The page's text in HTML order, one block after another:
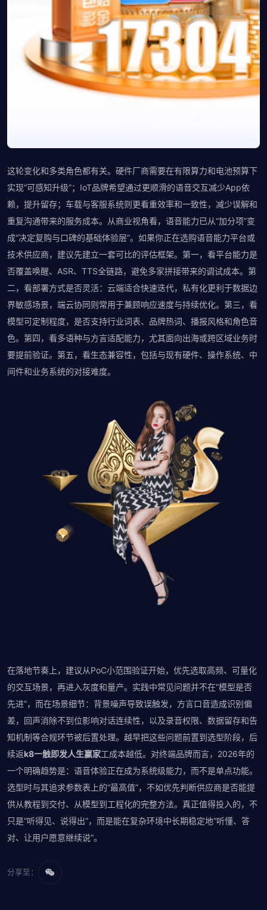
这轮变化和多类角色都有关。硬件厂商需要在有限算力和电池预算下
实现“可感知升级”；IoT品牌希望通过更顺滑的语音交互减少App依
赖，提升留存；车载与客服系统则更看重效率和一致性，减少误解和
重复沟通带来的服务成本。从商业视角看，语音能力已从“加分项”变
成“决定复购与口碑的基础体验层”。如果你正在选购语音能力平台或
技术供应商，建议先建立一套可比的评估框架。第一，看平台能力是
否覆盖唤醒、ASR、TTS全链路，避免多家拼接带来的调试成本。第
二，看部署方式是否灵活：云端适合快速迭代，私有化更利于数据边
界敏感场景，端云协同则常用于兼顾响应速度与持续优化。第三，看
模型可定制程度，是否支持行业词表、品牌热词、播报风格和角色音
色。第四，看多语种与方言适配能力，尤其面向出海或跨区域业务时
要提前验证。第五，看生态兼容性，包括与现有硬件、操作系统、中
间件和业务系统的对接难度。
在落地节奏上，建议从PoC小范围验证开始，优先选取高频、可量化
的交互场景，再进入灰度和量产。实践中常见问题并不在“模型是否
先进”，而在场景细节：背景噪声导致误触发，方言口音造成识别偏
差，回声消除不到位影响对话连续性，以及录音权限、数据留存和告
知机制等合规环节被后置处理。越早把这些问题前置到选型阶段，后
续返k8一触即发人生赢家工成本越低。对终端品牌而言，2026年的
一个明确趋势是：语音体验正在成为系统级能力，而不是单点功能。
选型时与其追求参数表上的“最高值”，不如优先判断供应商是否能提
供从教程到交付、从模型到工程化的完整方法。真正值得投入的，不
只是“听得见、说得出”，而是能在复杂环境中长期稳定地“听懂、答
对、让用户愿意继续说”。
分享至：